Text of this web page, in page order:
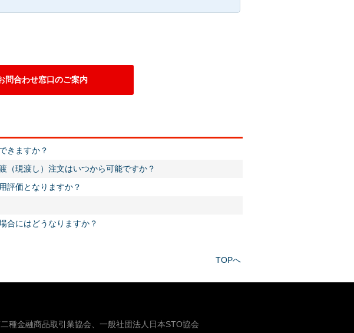
問合わせ窓口のご案内
きますか？
（現渡し）注文はいつから可能ですか？
評価となりますか？
合にはどうなりますか？
TOPへ
種金融商品取引業協会、一般社団法人日本STO協会